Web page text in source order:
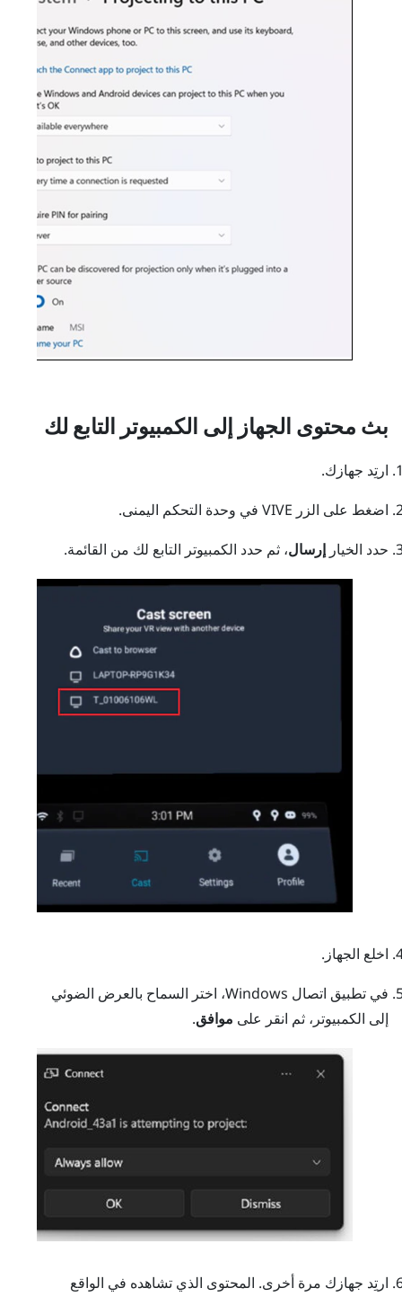
بث محتوى الجهاز إلى الكمبيوتر التابع لك
ارتِد جهازك.
اضغط على الزر VIVE في وحدة التحكم اليمنى.
حدد الخيار إرسال، ثم حدد الكمبيوتر التابع لك من القائمة.
اخلع الجهاز.
في تطبيق اتصال Windows، اختر السماح بالعرض الضوئي
إلى الكمبيوتر، ثم انقر على موافق.
ارتِد جهازك مرة أخرى. المحتوى الذي تشاهده في الواقع